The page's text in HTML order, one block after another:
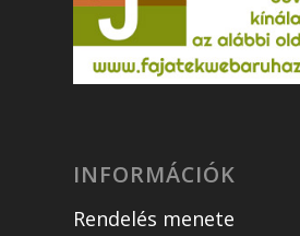
INFORMÁCIÓK
Rendelés menete